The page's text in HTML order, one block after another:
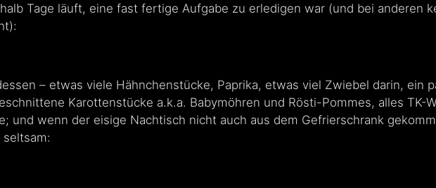
Tage läuft, eine fast fertige Aufgabe zu erledigen war (und bei anderen
– etwas viele Hähnchenstücke, Paprika, etwas viel Zwiebel darin, ein
Karottenstücke a.k.a. Babymöhren und Rösti-Pommes, alles TK-
und wenn der eisige Nachtisch nicht auch aus dem Gefrierschrank